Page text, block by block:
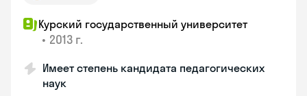
Курский государственный университет
• 2013 г.
Имеет степень кандидата педагогических
наук